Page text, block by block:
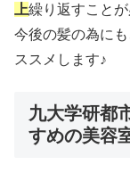
上繰り返すことが
今後の髪の為に
ススメします♪
九大学研都
すめの美容